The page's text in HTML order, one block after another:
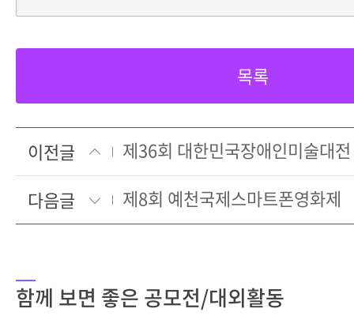
목록
이전글
제36회 대한민국장애인미술대전
다음글
제8회 예천국제스마트폰영화제
함께 보면 좋은 공모전/대외활동